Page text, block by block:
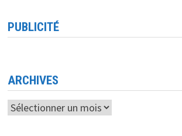
ET
CONFÉRENCES
PUBLICITÉ
ARCHIVES
Archives